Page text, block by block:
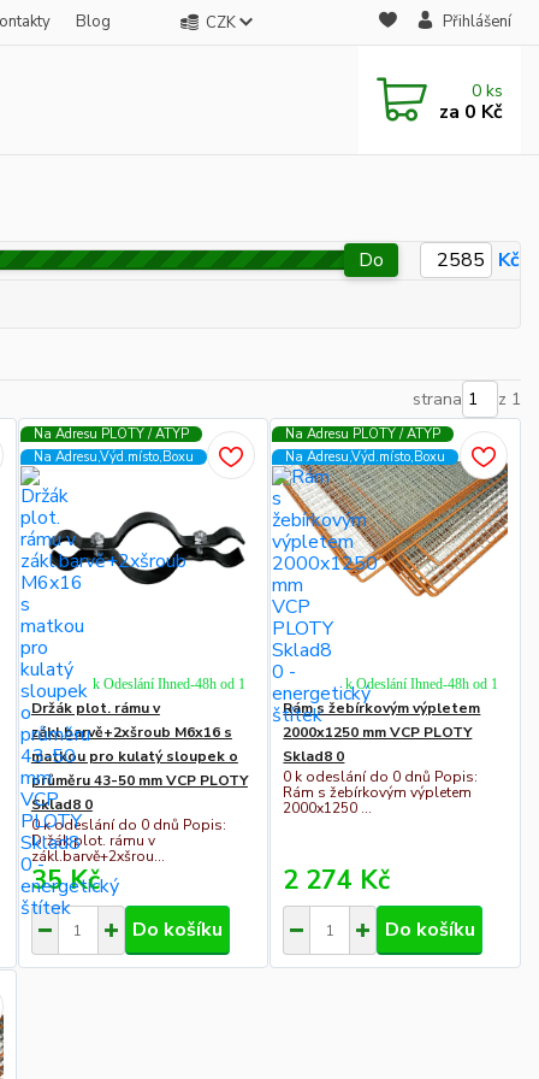
Blog CZK Přihlášení
0 ks
za 0 Kč
Do Kč
strana z 1
Na Adresu PLOTY / ATYP
Na Adresu,Výd.místo,Boxu
Držák plot. rámu v
zákl.barvě+2xšroub M6x16 s
matkou pro kulatý sloupek o
průměru 43-50 mm VCP PLOTY
Sklad8 0
0 k odeslání do 0 dnů Popis:
Držák plot. rámu v
zákl.barvě+2xšrou...
35 Kč
k Odeslání Ihned-48h od 1
Do košíku
Na Adresu PLOTY / ATYP
Na Adresu,Výd.místo,Boxu
Rám s žebírkovým výpletem
2000x1250 mm VCP PLOTY
Sklad8 0
0 k odeslání do 0 dnů Popis:
Rám s žebírkovým výpletem
2000x1250 ...
2 274 Kč
k Odeslání Ihned-48h od 1
Do košíku